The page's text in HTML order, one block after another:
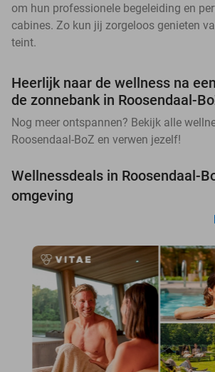
om hun professionele begeleiding en
cabines. Zo kun jij zorgeloos genieten
teint.
Heerlijk naar de wellness na
de zonnebank in Roosendaal-
Nog meer ontspannen? Bekijk alle
Roosendaal-BoZ en verwen jezelf!
Wellnessdeals in Roosendaal-
omgeving